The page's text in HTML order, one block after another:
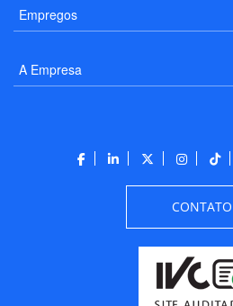
Empregos
A Empresa
CONTATO